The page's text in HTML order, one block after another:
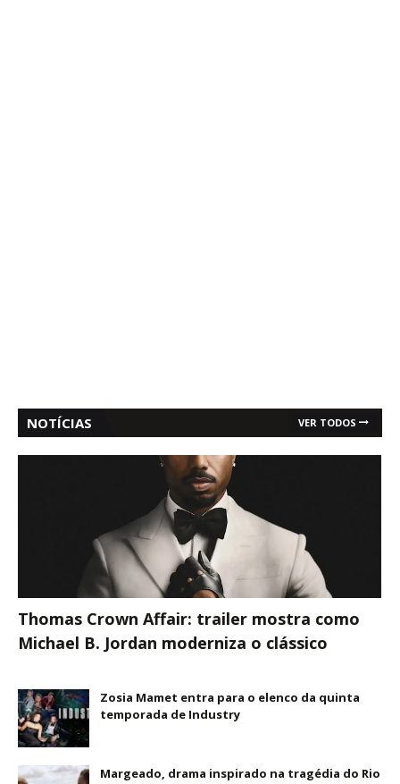
NOTÍCIAS VER TODOS
Thomas Crown Affair: trailer mostra como
Michael B. Jordan moderniza o clássico
Zosia Mamet entra para o elenco da quinta
temporada de Industry
Margeado, drama inspirado na tragédia do Rio